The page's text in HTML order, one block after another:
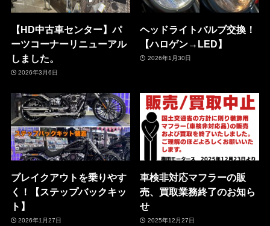
【HD中古車センター】パ
ーツコーナーリニューアル
しました。
2026年3月6日
ヘッドライトバルブ交換！
【ハロゲン→LED】
2026年1月30日
ブレイクアウトを乗りやす
く！【ステップバックキッ
ト】
2026年1月27日
車検非対応マフラーの販
売、買取業務終了のお知ら
せ
2025年12月27日